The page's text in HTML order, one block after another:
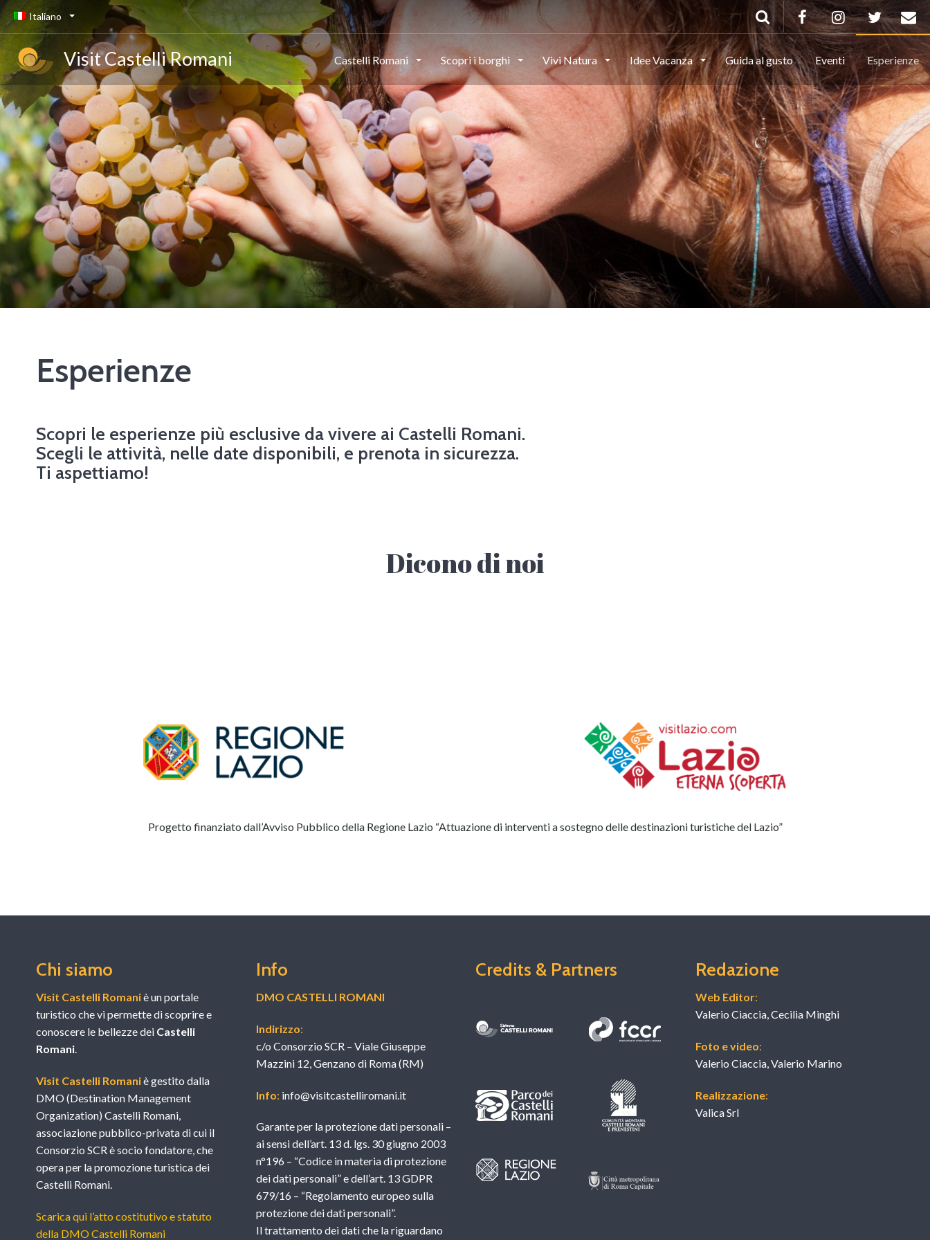
Italiano
Visit Castelli Romani Castelli Romani Scopri i borghi Vivi Natura Idee Vacanza Guida al gusto Eventi Esperienze
Esperienze
Scopri le esperienze più esclusive da vivere ai Castelli Romani.
Scegli le attività, nelle date disponibili, e prenota in sicurezza.
Ti aspettiamo!
Dicono di noi
Progetto finanziato dall’Avviso Pubblico della Regione Lazio “Attuazione di interventi a sostegno delle destinazioni turistiche del Lazio”
Chi siamo
Visit Castelli Romaniè un portale
turistico che vi permette di scoprire e
conoscere le bellezze dei Castelli
Romani.
Visit Castelli Romaniè gestito dalla
DMO (Destination Management
Organization) Castelli Romani,
associazione pubblico-privata di cui il
Consorzio SCR è socio fondatore, che
opera per la promozione turistica dei
Castelli Romani.
Scarica qui l’atto costitutivo e statuto
della DMO Castelli Romani
Info
DMO CASTELLI ROMANI
Indirizzo:
c/o Consorzio SCR – Viale Giuseppe
Mazzini 12, Genzano di Roma (RM)
Info: info@visitcastelliromani.it
Garante per la protezione dati personali –
ai sensi dell’art. 13 d. lgs. 30 giugno 2003
n°196 – “Codice in materia di protezione
dei dati personali” e dell’art. 13 GDPR
679/16 – “Regolamento europeo sulla
protezione dei dati personali”.
Il trattamento dei dati che la riguardano
Credits & Partners Redazione
Web Editor:
Valerio Ciaccia, Cecilia Minghi
Foto e video:
Valerio Ciaccia, Valerio Marino
Realizzazione:
Valica Srl